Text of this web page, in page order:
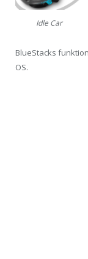
Idle Car
BlueStacks
OS.